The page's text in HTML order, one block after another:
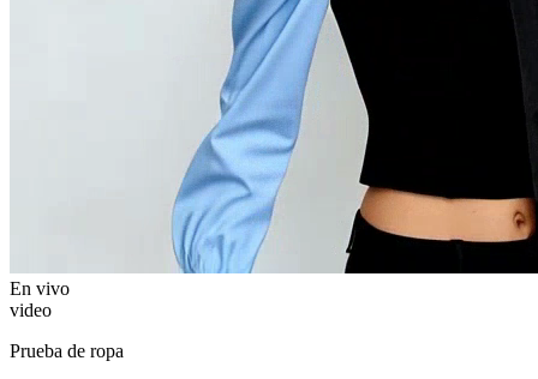
En vivo
video
Prueba de ropa